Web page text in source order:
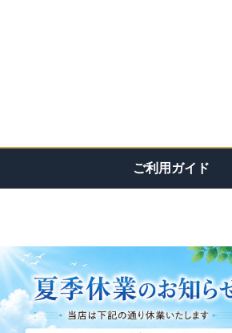
ご利用ガイド